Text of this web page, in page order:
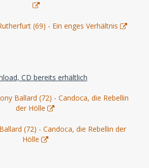
(69) - Ein enges Verhältnis
CD bereits erhältlich
Ballard (72) - Candoca, die Rebellin
der Hölle
(72) - Candoca, die Rebellin der
Hölle